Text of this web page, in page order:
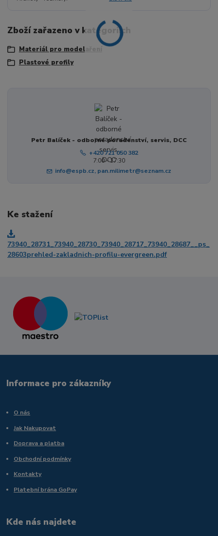
Zboží zařazeno v kategoriích
Materiál pro modelaření
Plastové profily
Petr Balíček - odborné poradenství, servis, DCC
+420 721 050 382
7:00 - 17:30
info@espb.cz, pan.milimetr@seznam.cz
Ke stažení
73940_28731_73940_28730_73940_28717_73940_28687__ps_
28603prehled-zakladnich-profilu-evergreen.pdf
Informace pro zákazníky
O nás
Jak Nakupovat
Doprava a platba
Obchodní podmínky
Kontakty
Platební brána GoPay
Kde nás najdete